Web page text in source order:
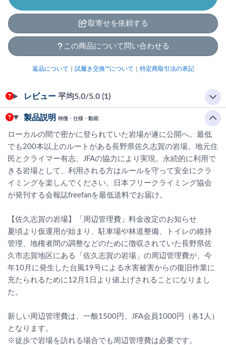
取寄せを依頼する
この商品について問い合わせる
返品について 試履き交換™について 特定商取引法の表記
レビュー 平均5.0/5.0 (1)
製品説明 特徴・仕様・動画
ローカルの間で密かに登られていた岩場が遂に公開へ。最低
でも200本以上のルートがある長野県佐久志賀の岩場。地元住
民とクライマー有志、JFAの協力により実現。永続的に利用で
きる岩場として、利用される方はルールを守って安全にクラ
イミングを楽しんでください。日本フリークライミング協会
が発刊する会報誌freefanを最低送料でお届け。
【佐久志賀の岩場】「周辺管理費」料金改定のお知らせ
夏頃より仮運用が始まり、駐車場や林道整備、トイレの維持
管理、地権者間の調整などのために徴収されていた長野県佐
久市志賀地区にある「佐久志賀の岩場」の周辺管理費が、今
年10月に発生した台風19号による水害被害からの復旧作業に
充たられるために12月1日より値上げされることになりまし
た。
新しい周辺管理費は、一般1500円、JFA会員1000円（各1人）
となります。
※徒歩で岩場を訪れる場合でも周辺管理費は必要です。